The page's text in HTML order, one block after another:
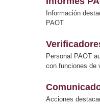
Información
PAOT
Personal PAOT
con funciones de
Acciones